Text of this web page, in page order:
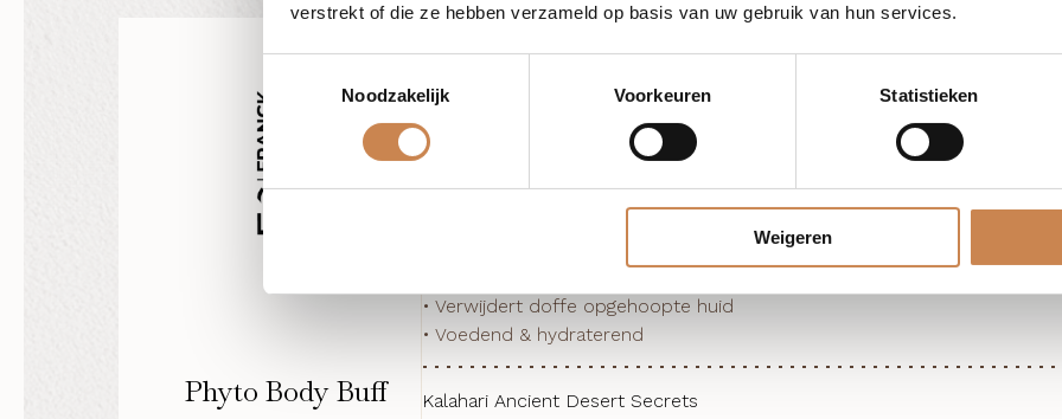
verstrekt of die ze hebben verzameld op basis van uw gebruik van hun services.
Noodzakelijk
Voorkeuren Statistieken
Weigeren
Phyto Body Buff
Ingrediënten
Aqua (Water), Cetearyl alcohol, Octyldodecanol,
sulphate (N), Sodium hydroxide, Phenoxyethanol, Prunus armeniaca
(Pumpkin) extract, Parfum.
• Verwijdert doffe opgehoopte huid
• Voedend & hydraterend
Kalahari Ancient Desert Secrets